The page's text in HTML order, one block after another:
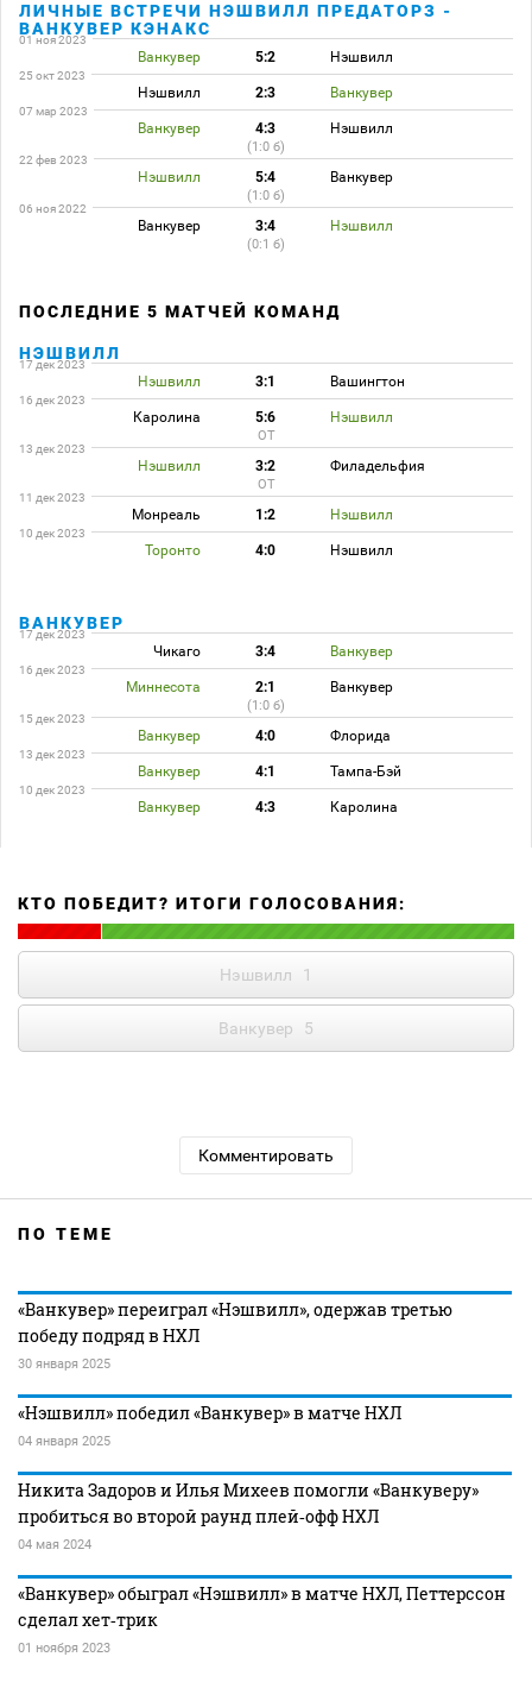
ЛИЧНЫЕ ВСТРЕЧИ НЭШВИЛЛ ПРЕДАТОРЗ -
ВАНКУВЕР КЭНАКС
01 ноя 2023
Ванкувер 5:2 Нэшвилл
25 окт 2023
Нэшвилл 2:3 Ванкувер
07 мар 2023
Ванкувер 4:3 Нэшвилл
(1:0 б)
22 фев 2023
Нэшвилл 5:4 Ванкувер
(1:0 б)
06 ноя 2022
Ванкувер 3:4 Нэшвилл
(0:1 б)
ПОСЛЕДНИЕ 5 МАТЧЕЙ КОМАНД
НЭШВИЛЛ
17 дек 2023
Нэшвилл 3:1 Вашингтон
16 дек 2023
Каролина 5:6 Нэшвилл
ОТ
13 дек 2023
Нэшвилл 3:2 Филадельфия
ОТ
11 дек 2023
Монреаль 1:2 Нэшвилл
10 дек 2023
Торонто 4:0 Нэшвилл
ВАНКУВЕР
17 дек 2023
Чикаго 3:4 Ванкувер
16 дек 2023
Миннесота 2:1 Ванкувер
(1:0 б)
15 дек 2023
Ванкувер 4:0 Флорида
13 дек 2023
Ванкувер 4:1 Тампа-Бэй
10 дек 2023
Ванкувер 4:3 Каролина
КТО ПОБЕДИТ? ИТОГИ ГОЛОСОВАНИЯ:
Нэшвилл 1
Ванкувер 5
Комментировать
ПО ТЕМЕ
«Ванкувер» переиграл «Нэшвилл», одержав третью
победу подряд в НХЛ
30 января 2025
«Нэшвилл» победил «Ванкувер» в матче НХЛ
04 января 2025
Никита Задоров и Илья Михеев помогли «Ванкуверу»
пробиться во второй раунд плей‑офф НХЛ
04 мая 2024
«Ванкувер» обыграл «Нэшвилл» в матче НХЛ, Петтерссон
сделал хет‑трик
01 ноября 2023